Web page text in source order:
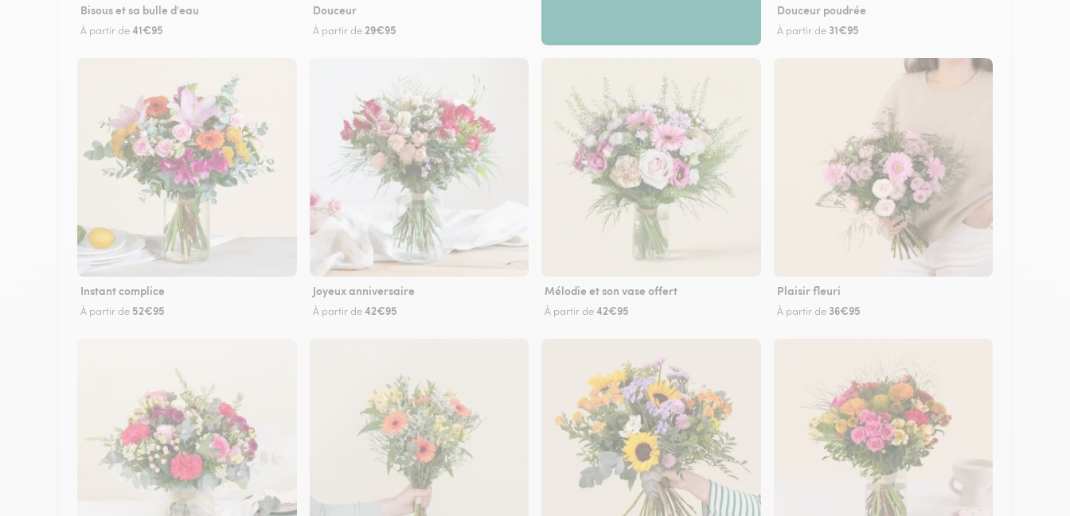
Bisous et sa bulle d'eau
À partir de41€95
Douceur
À partir de 29€95
Douceur poudrée
À partir de 31€95
Instant complice
À partir de 52€95
Joyeux anniversaire
À partir de42€95
Mélodie et son vase offert
À partir de42€95
Plaisir fleuri
À partir de 36€95